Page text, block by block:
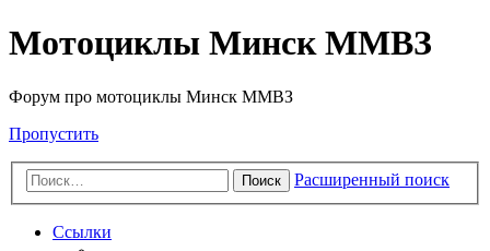
Мотоциклы Минск ММВЗ
Форум про мотоциклы Минск ММВЗ
Пропустить
Поиск Расширенный поиск
Ссылки